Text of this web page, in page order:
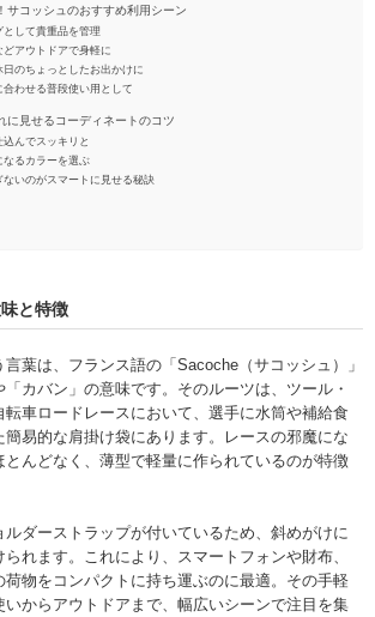
サコッシュのおすすめ利用シーン
して貴重品を管理
どアウトドアで身軽に
日のちょっとしたお出かけに
合わせる普段使い用として
に見せるコーディネートのコツ
んでスッキリと
なるカラーを選ぶ
ないのがスマートに見せる秘訣
と特徴
言葉は、フランス語の「Sacoche（サコッシュ）」
カバン」の意味です。そのルーツは、ツール・
転車ロードレースにおいて、選手に水筒や補給食
簡易的な肩掛け袋にあります。レースの邪魔にな
とんどなく、薄型で軽量に作られているのが特徴
ダーストラップが付いているため、斜めがけに
れます。これにより、スマートフォンや財布、
物をコンパクトに持ち運ぶのに最適。その手軽
いからアウトドアまで、幅広いシーンで注目を集